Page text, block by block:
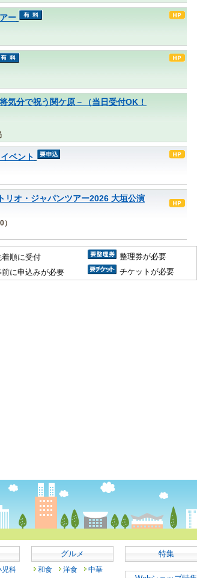
ー
気分で祝う関ケ原－（当日受付OK！
ベント
オ・ジャパンツアー2026 大垣公演
着順に受付
整理券が必要
前に申込みが必要 チケットが必要
児科
グルメ
和食 洋食
中華
特集